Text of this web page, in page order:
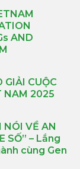
AND
GIẢI CUỘC
NAM 2025
VỀ AN
SỐ” – Lắng
cùng Gen